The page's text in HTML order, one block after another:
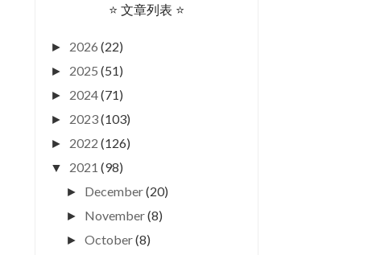
⭐ 文章列表 ⭐
► 2026 (22)
► 2025 (51)
► 2024(71)
► 2023(103)
► 2022 (126)
▼ 2021 (98)
► December(20)
► November(8)
►October(8)